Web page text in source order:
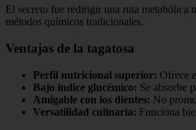
El secreto fue redirigir una ruta metabólica
métodos químicos tradicionales.
Ventajas de la tagatosa
Perfil nutricional superior: Ofrece
Bajo índice glucémico: Se absorbe
Amigable con los dientes: No
Versatilidad culinaria: Funciona